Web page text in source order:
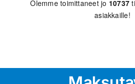
Olemme toimittaneet jo 10737
asiakkaille!